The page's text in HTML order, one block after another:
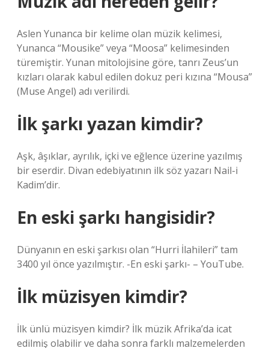
Aslen Yunanca bir kelime olan müzik kelimesi,
Yunanca “Mousike” veya “Moosa” kelimesinden
türemiştir. Yunan mitolojisine göre, tanrı Zeus’un
kızları olarak kabul edilen dokuz peri kızına “Mousa”
(Muse Angel) adı verilirdi.
İlk şarkı yazan kimdir?
Aşk, âşıklar, ayrılık, içki ve eğlence üzerine yazılmış
bir eserdir. Divan edebiyatının ilk söz yazarı Nail-i
Kadim’dir.
En eski şarkı hangisidir?
Dünyanın en eski şarkısı olan “Hurri İlahileri” tam
3400 yıl önce yazılmıştır. -En eski şarkı- – YouTube.
İlk müzisyen kimdir?
İlk ünlü müzisyen kimdir? İlk müzik Afrika’da icat
edilmiş olabilir ve daha sonra farklı malzemelerden